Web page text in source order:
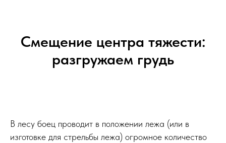
Смещение центра тяжести:
разгружаем грудь
В лесу боец проводит в положении лежа (или в
изготовке для стрельбы лежа) огромное количество